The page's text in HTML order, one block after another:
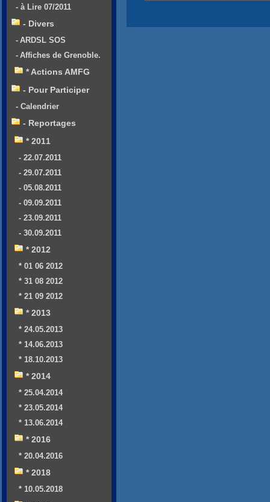
- à Lire 07/2011
- Divers
- ARDSL SOS
- Affiches de Grenoble.
* Actions AMFG
- Pour Participer
- Calendrier
- Reportages
* 2011
- 22.07.2011
- 29.07.2011
- 05.08.2011
- 09.09.2011
- 23.09.2011
- 30.09.2011
* 2012
* 01 06 2012
* 31 08 2012
* 21 09 2012
* 2013
* 24.05.2013
* 14.06.2013
* 18.10.2013
* 2014
* 25.04.2014
* 23.05.2014
* 13.06.2014
* 2016
* 20.04.2016
* 2018
* 10.05.2018